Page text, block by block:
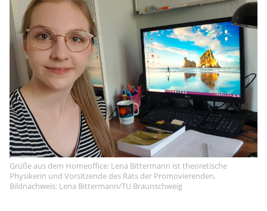
Grüße aus dem Homeoffice: Lena Bittermann ist theoretische
Physikerin und Vorsitzende des Rats der Promovierenden.
Bildnachweis: Lena Bittermann/TU Braunschweig